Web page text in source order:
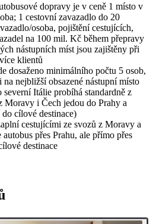
dopravy je v ceně 1 místo v
1 cestovní zavazadlo do 20
osoba, pojištění cestujících,
na 100 mil. Kč během přepravy
nástupních míst jsou zajištěny při
klientů
dosaženo minimálního počtu 5 osob,
nejbližší obsazené nástupní místo
severní Itálie probíhá standardně z
Moravy i Čech jedou do Prahy a
cílové destinace)
cestujícími ze svozů z Moravy a
přes Prahu, ale přímo přes
destinace